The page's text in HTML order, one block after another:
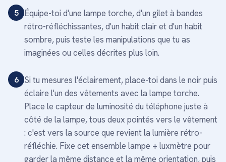
5 Équipe-toi d'une lampe torche, d'un gilet à bandes
rétro-réfléchissantes, d'un habit clair et d'un habit
sombre, puis teste les manipulations que tu as
imaginées ou celles décrites plus loin.
6 Si tu mesures l'éclairement, place-toi dans le noir puis
éclaire l'un des vêtements avec la lampe torche.
Place le capteur de luminosité du téléphone juste à
côté de la lampe, tous deux pointés vers le vêtement
: c'est vers la source que revient la lumière rétro-
réfléchie. Fixe cet ensemble lampe + luxmètre pour
garder la même distance et la même orientation, puis